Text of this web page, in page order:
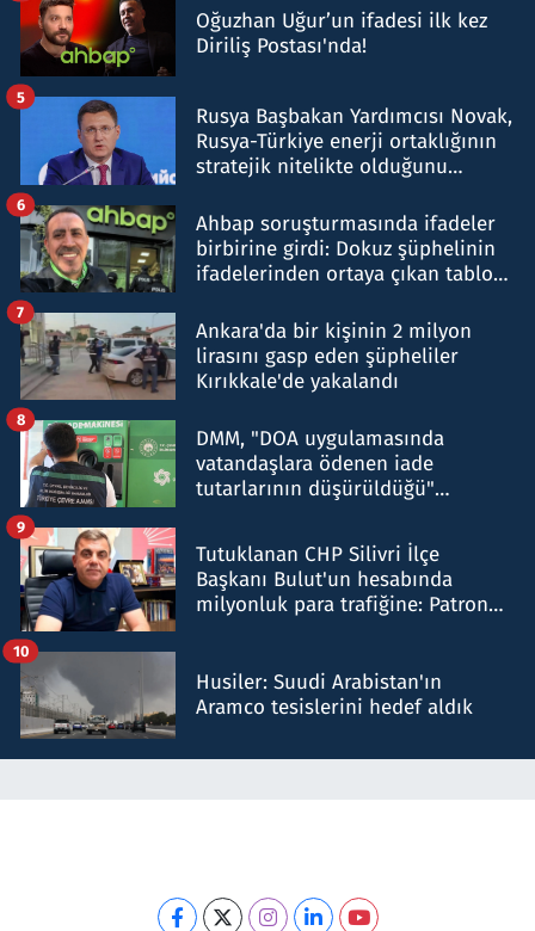
Oğuzhan Uğur’un ifadesi ilk kez
Diriliş Postası'nda!
Rusya Başbakan Yardımcısı Novak,
Rusya-Türkiye enerji ortaklığının
stratejik nitelikte olduğunu
5
Ahbap soruşturmasında ifadeler
birbirine girdi: Dokuz şüphelinin
ifadelerinden ortaya çıkan tablo
6
Ankara'da bir kişinin 2 milyon
lirasını gasp eden şüpheliler
Kırıkkale'de yakalandı
7
DMM, "DOA uygulamasında
vatandaşlara ödenen iade
tutarlarının düşürüldüğü"
8
Tutuklanan CHP Silivri İlçe
Başkanı Bulut'un hesabında
milyonluk para trafiğine: Patron
9
Husiler: Suudi Arabistan'ın
Aramco tesislerini hedef aldık
10